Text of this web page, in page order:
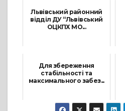
Львівський районний
відділ ДУ “Львівський
ОЦКПХ МО...
Для збереження
стабільності та
максимального забез...
24 Лютого, 2022